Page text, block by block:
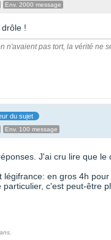
Env. 2000 message
!
n'avaient pas tort, la vérité ne
du sujet
Env. 100 message
J'ai cru lire que
légifrance: en gros 4h
c'est peut-être